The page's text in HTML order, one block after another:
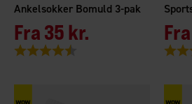
Ankelsokker Bomuld 3-pak
Fra35 kr.
Vurdering:
Fra